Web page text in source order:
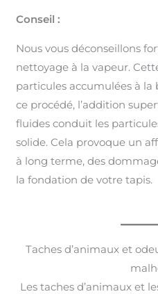
Conseil :
Nous vous déconseillons
nettoyage à la vapeur.
particules accumulées à la
ce procédé, l’addition
fluides conduit les
solide. Cela provoque un
à long terme, des
la fondation de votre tapis.
Taches d’animaux et
Les taches d’animaux et